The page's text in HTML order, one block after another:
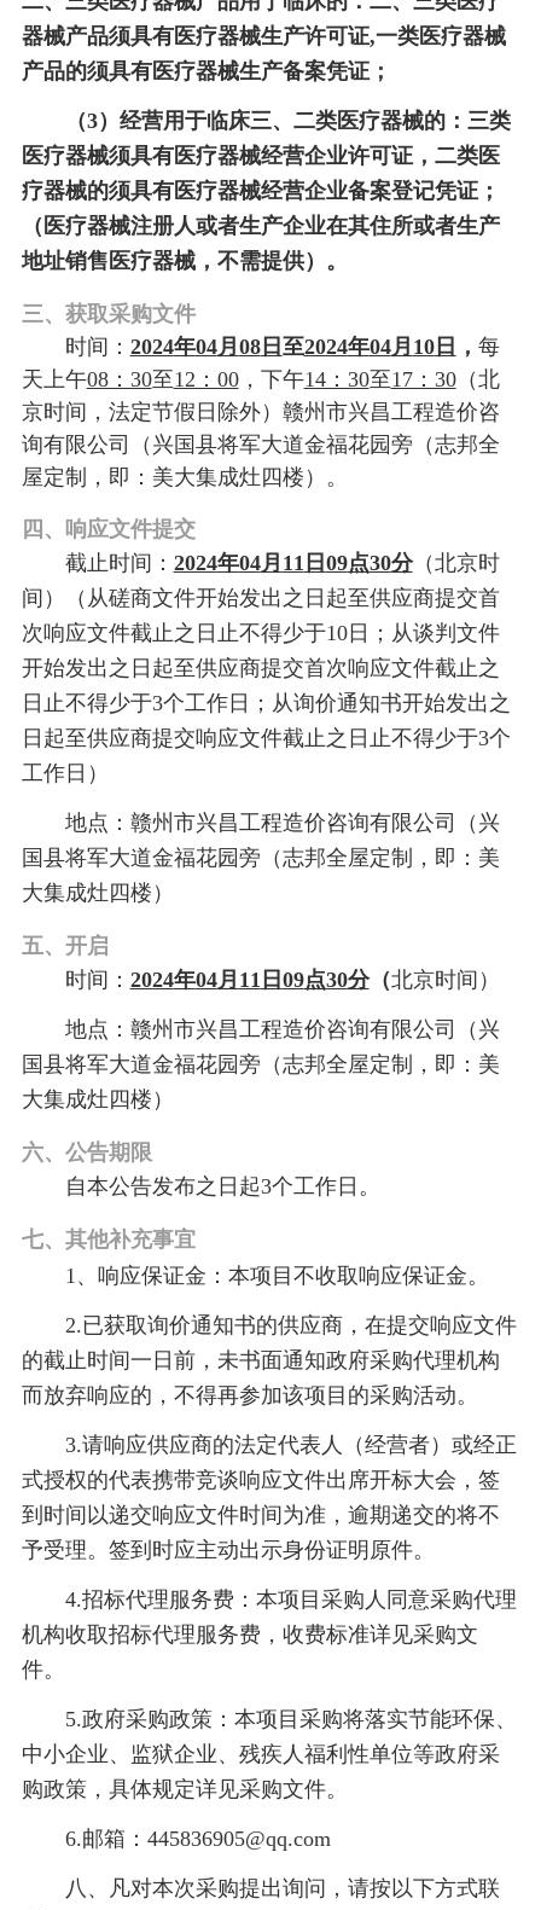
招标公告
器械产品须具有医疗器械生产许可证,一类医疗器械
产品的须具有医疗器械生产备案凭证；
（3）经营用于临床三、二类医疗器械的：三类
医疗器械须具有医疗器械经营企业许可证，二类医
疗器械的须具有医疗器械经营企业备案登记凭证；
（医疗器械注册人或者生产企业在其住所或者生产
地址销售医疗器械，不需提供） 。
三、获取采购文件
时间： 2024年04月 08日 至2024年04月 10日 ， 每
天上午08：30至12：00，下午14：30至17：30（北
京时间，法定节假日除外） 赣州市兴昌工程造价咨
询有限公司
（兴国县将军大道金福花园旁（志邦全
屋定制，即： 美大集成灶四楼） 。
四、响应文件提交
截止时间： 2024年04月 11 日 09点30分（北京时
间）（从磋商文件开始发出之日起至供应商提交首
次响应文件截止之日止不得少于10日；从谈判文件
开始发出之日起至供应商提交首次响应文件截止之
日止不得少于3个工作日；从询价通知书开始发出之
日起至供应商提交响应文件截止之日止不得少于3个
工作日）
地点： 赣州市兴昌工程造价咨询有限公司
（兴
国县将军大道金福花园旁（志邦全屋定制，即： 美
大集成灶四楼）
五、开启
时间： 2024年04月 11 日 09点30分（北京时间）
地点： 赣州市兴昌工程造价咨询有限公司
（兴
国县将军大道金福花园旁（志邦全屋定制，即： 美
大集成灶四楼）
六、公告期限
自本公告发布之日起3个工作日。
七、 其他补充事宜
1、 响应保证金： 本项目不收取响应保证金。
2.已获取询价通知书的供应商，在提交响应文件
的截止时间一 日前，未书面通知政府采购代理机构
而放弃响应的，不得再参加该项目的采购活动。
3.请响应供应商的法定代表人（经营者）或经正
式授权的代表携带竞谈响应文件出席开标大会，签
到时间以递交响应文件时间为准，逾期递交的将不
予受理。签到时应主动出示身份证明原件。
4.招标代理服务费：本项目采购人同意采购代理
机构收取招标代理服务费，收费标准详见采购文
件。
5.政府采购政策：本项目采购将落实节能环保、
中小企业、监狱企业、残疾人福利性单位等政府采
购政策，具体规定详见采购文件。
6.邮箱：445836905@qq.com
八、凡对本次采购提出询问，请按以下方式联